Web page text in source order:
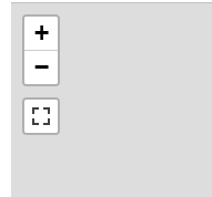
+
−